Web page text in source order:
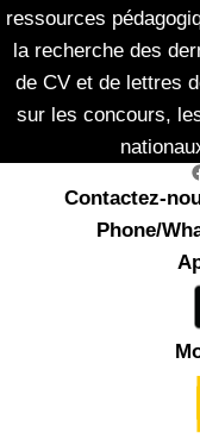
ressources
la recherche des
de CV et de lettres
sur les concours,
Facebook
Contactez-
Phone/